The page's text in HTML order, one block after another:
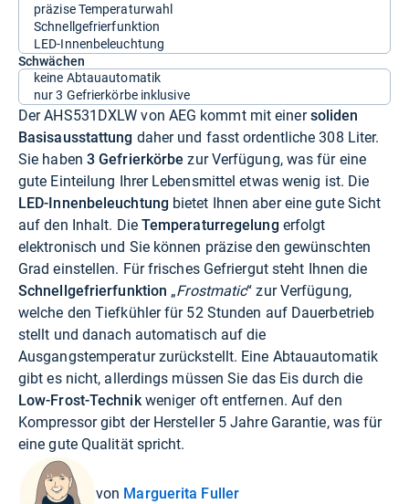
präzise Temperaturwahl
Schnellgefrierfunktion
LED-Innenbeleuchtung
Schwächen
keine Abtauautomatik
nur 3 Gefrierkörbe inklusive
Der AHS531DXLW von AEG kommt mit einersoliden
Basisausstattung daher und fasst ordentliche 308 Liter.
Sie haben 3 Gefrierkörbe zur Verfügung, was für eine
gute Einteilung Ihrer Lebensmittel etwas wenig ist. Die
LED-Innenbeleuchtung bietet Ihnen aber eine gute Sicht
auf den Inhalt. Die Temperaturregelung erfolgt
elektronisch und Sie können präzise den gewünschten
Grad einstellen. Für frisches Gefriergut steht Ihnen die
Schnellgefrierfunktion „Frostmatic“ zur Verfügung,
welche den Tiefkühler für 52 Stunden auf Dauerbetrieb
stellt und danach automatisch auf die
Ausgangstemperatur zurückstellt. Eine Abtauautomatik
gibt es nicht, allerdings müssen Sie das Eis durch die
Low-Frost-Technikweniger oft entfernen. Auf den
Kompressor gibt der Hersteller 5 Jahre Garantie, was für
eine gute Qualität spricht.
von Marguerita Fuller